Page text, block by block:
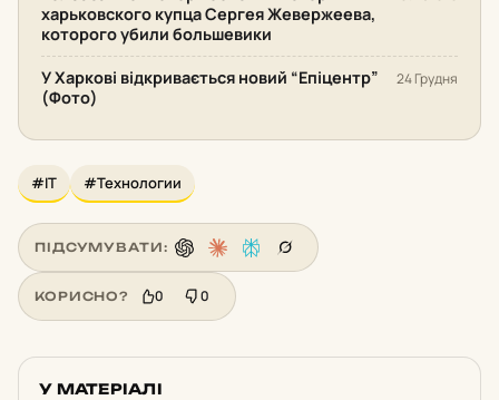
харьковского купца Сергея Жевержеева,
которого убили большевики
У Харкові відкривається новий “Епіцентр”
(Фото)
24 Грудня
#IT #Технологии
ПІДСУМУВАТИ:
КОРИСНО? 0 0
У МАТЕРІАЛІ